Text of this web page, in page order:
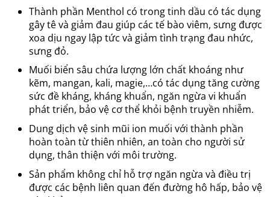
Thành phần Menthol có trong tinh dầu có tác dụng
gây tê và giảm đau giúp các tế bào viêm, sưng được
xoa dịu ngay lập tức và giảm tình trạng đau nhức,
sưng đỏ.
Muối biển sâu chứa lượng lớn chất khoáng như
kẽm, mangan, kali, magie,…có tác dụng tăng cường
sức đề kháng, kháng khuẩn, ngăn ngừa vi khuẩn
phát triển, bảo vệ cơ thể khỏi bệnh truyền nhiễm.
Dung dịch vệ sinh mũi ion muối với thành phần
hoàn toàn từ thiên nhiên, an toàn cho người sử
dụng, thân thiện với môi trường.
Sản phẩm không chỉ hỗ trợ ngăn ngừa và điều trị
được các bệnh liên quan đến đường hô hấp, bảo vệ